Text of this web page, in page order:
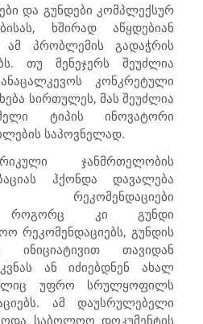
და გუნდები კომპლექსურ
ხშირად აწყდებიან
პრობლემის გადაჭრის
თუ მენეჯერს შეუძლია
კონკრეტული
სირთულეს, მას შეუძლია
ტიპის ინოვატორი
საპოვნელად.
ჯანმრთელობის
ჰქონდა დავალება
რეკომენდაციები
როგორც კი გუნდი
რეკომენდაციებს, გუნდის
ინიციატივით თავიდან
ან იძიებდნენ ახალ
უფრო სრულყოფილს
ამ დაუსრულებელი
საბოლოო დოკუმენტის